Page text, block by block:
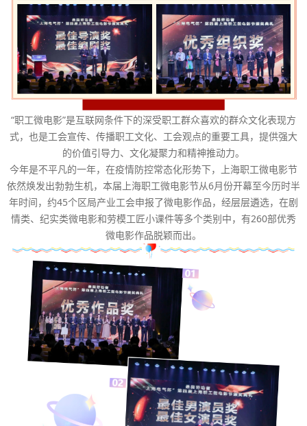
“职工微电影”是互联网条件下的深受职工群众喜欢的群众文化表现方
式，也是工会宣传、传播职工文化、工会观点的重要工具，提供强大
的价值引导力、文化凝聚力和精神推动力。
今年是不平凡的一年，在疫情防控常态化形势下，上海职工微电影节
依然焕发出勃勃生机，本届上海职工微电影节从6月份开幕至今历时半
年时间，约45个区局产业工会申报了微电影作品，经层层遴选，在剧
情类、纪实类微电影和劳模工匠小课件等多个类别中，有260部优秀
微电影作品脱颖而出。